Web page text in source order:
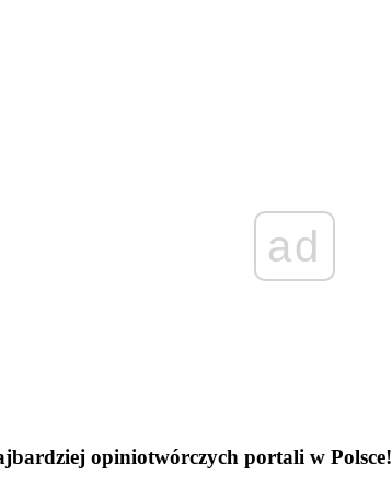
ad
opiniotwórczych portali w Polsce!